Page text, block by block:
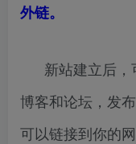
外链。
新站建立后
博客和论坛，发
可以链接到你的